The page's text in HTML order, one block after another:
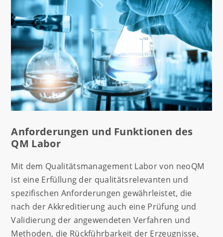
Anforderungen und Funktionen des
QM Labor
Mit dem Qualitätsmanagement Labor von neoQM
ist eine Erfüllung der qualitätsrelevanten und
spezifischen Anforderungen gewährleistet, die
nach der Akkreditierung auch eine Prüfung und
Validierung der angewendeten Verfahren und
Methoden, die Rückführbarkeit der Erzeugnisse,